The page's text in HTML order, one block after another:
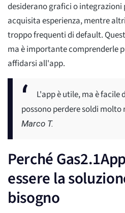
desiderano grafici o
acquisita esperienza, mentre
troppo frequenti di default.
ma è importante comprenderle
affidarsi all'app.
L'app è utile, ma è facile
possono perdere soldi
Marco T.
Perché
essere la
bisogno